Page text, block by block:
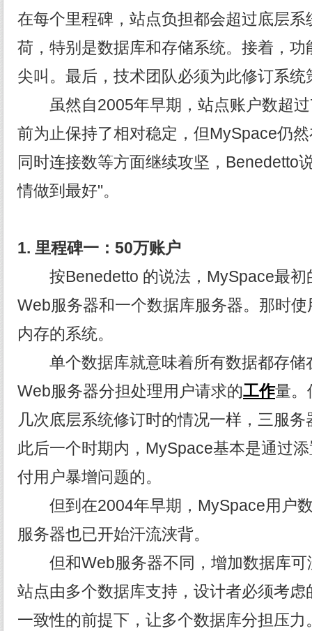
在每个里程碑，站点负担都会超过底层
荷，特别是数据库和存储系统。接着，
尖叫。最后，技术团队必须为此修订系统
虽然自2005年早期，站点账户数超过
前为止保持了相对稳定，但MySpace仍
同时连接数等方面继续攻坚，Benedetto
情做到最好"。
1. 里程碑一：50万账户
按Benedetto 的说法，MySpace最初
Web服务器和一个数据库服务器。那时
内存的系统。
单个数据库就意味着所有数据都存储
Web服务器分担处理用户请求的工作量。
几次底层系统修订时的情况一样，三服
此后一个时期内，MySpace基本是通过
付用户暴增问题的。
但到在2004年早期，MySpace用户数
服务器也已开始汗流浃背。
但和Web服务器不同，增加数据库可
站点由多个数据库支持，设计者必须考
一致性的前提下，让多个数据库分担压力